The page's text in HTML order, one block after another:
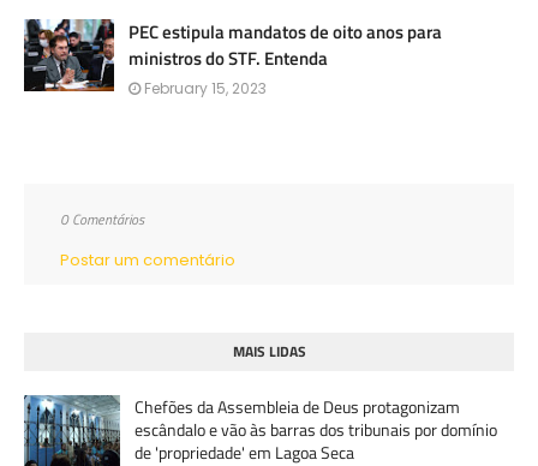
PEC estipula mandatos de oito anos para
ministros do STF. Entenda
February 15, 2023
0 Comentários
Postar um comentário
MAIS LIDAS
Chefões da Assembleia de Deus protagonizam
escândalo e vão às barras dos tribunais por domínio
de 'propriedade' em Lagoa Seca